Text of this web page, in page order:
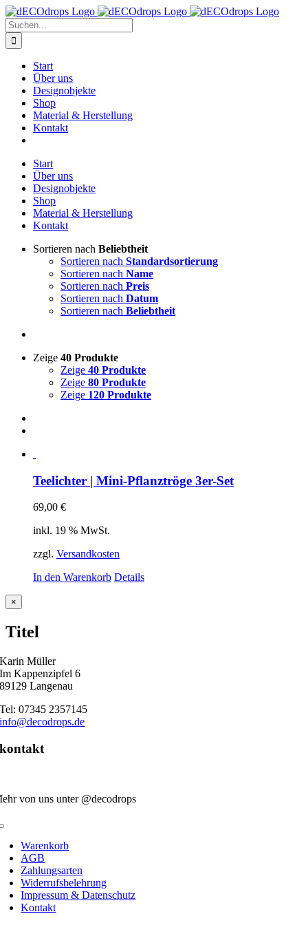
Zum
Inhalt
springen
Suche
nach:
Start
Über uns
Designobjekte
Shop
Material & Herstellung
Kontakt
Start
Über uns
Designobjekte
Shop
Material & Herstellung
Kontakt
Sortieren nach Beliebtheit
Sortieren nach Standardsortierung
Sortieren nach Name
Sortieren nach Preis
Sortieren nach Datum
Sortieren nach Beliebtheit
Zeige 40 Produkte
Zeige 40 Produkte
Zeige 80 Produkte
Zeige 120 Produkte
Teelichter | Mini-Pflanztröge 3er-Set
69,00 €
inkl. 19 % MwSt.
zzgl. Versandkosten
In den Warenkorb Details
Close
product
view
×
Titel
Karin Müller
Im Kappenzipfel 6
89129 Langenau
Tel: 07345 2357145
info@decodrops.de
kontakt
von uns unter @decodrops
Warenkorb
AGB
Zahlungsarten
Widerrufsbelehrung
Impressum & Datenschutz
Kontakt